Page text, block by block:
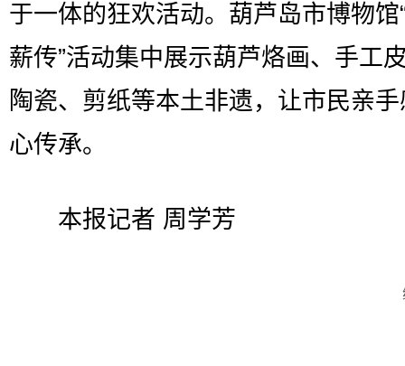
于一体的狂欢活动。葫芦岛市博物馆
薪传”活动集中展示葫芦烙画、手工
陶瓷、剪纸等本土非遗，让市民亲
心传承。
本报记者 周学芳